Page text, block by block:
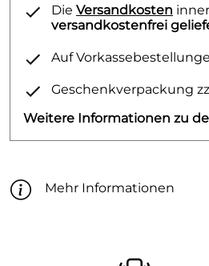
Die Versandkosten
versandkostenfrei
Auf
Geschenkverpackung
Weitere Informationen zu
Mehr Informationen